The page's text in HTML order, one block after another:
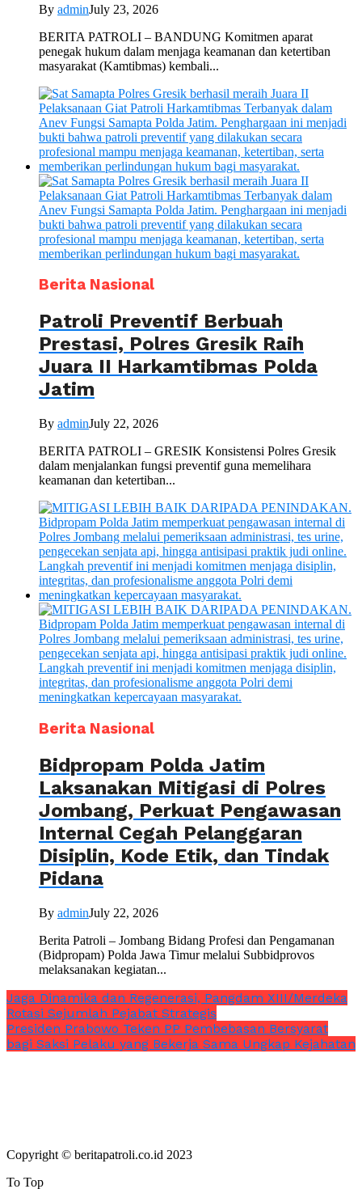
By adminJuly 23, 2026
BERITA PATROLI – BANDUNG Komitmen aparat
penegak hukum dalam menjaga keamanan dan ketertiban
masyarakat (Kamtibmas) kembali...
Berita Nasional
Patroli Preventif Berbuah
Prestasi, Polres Gresik Raih
Juara II Harkamtibmas Polda
Jatim
By adminJuly 22, 2026
BERITA PATROLI – GRESIK Konsistensi Polres Gresik
dalam menjalankan fungsi preventif guna memelihara
keamanan dan ketertiban...
Berita Nasional
Bidpropam Polda Jatim
Laksanakan Mitigasi di Polres
Jombang, Perkuat Pengawasan
Internal Cegah Pelanggaran
Disiplin, Kode Etik, dan Tindak
Pidana
By adminJuly 22, 2026
Berita Patroli – Jombang Bidang Profesi dan Pengamanan
(Bidpropam) Polda Jawa Timur melalui Subbidprovos
melaksanakan kegiatan...
Jaga Dinamika dan Regenerasi, Pangdam XIII/Merdeka
Rotasi Sejumlah Pejabat Strategis
Presiden Prabowo Teken PP Pembebasan Bersyarat
bagi Saksi Pelaku yang Bekerja Sama Ungkap Kejahatan
Copyright © beritapatroli.co.id 2023
To Top